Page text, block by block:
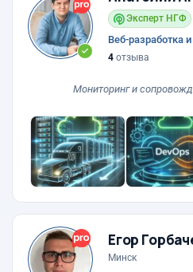
Эксперт НГФ
Веб-разработка и
4 отзыва
Мониторинг и
Егор
Минск